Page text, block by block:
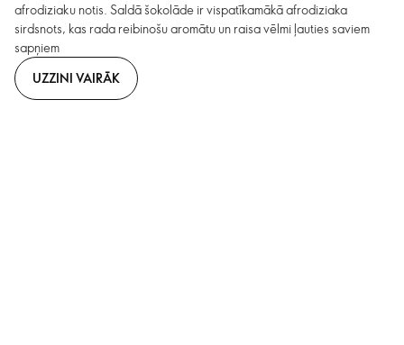
afrodiziaku notis. Saldā šokolāde ir vispatīkamākā afrodiziaka
sirdsnots, kas rada reibinošu aromātu un raisa vēlmi ļauties saviem
sapņiem
UZZINI VAIRĀK